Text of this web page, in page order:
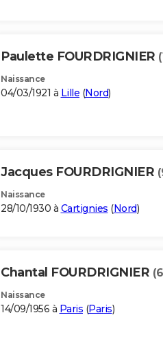
Paulette FOURDRIGNIER
Naissance
04/03/1921 à Lille (Nord)
Jacques FOURDRIGNIER
Naissance
28/10/1930 à Cartignies (Nord)
Chantal FOURDRIGNIER
Naissance
14/09/1956 à Paris (Paris)